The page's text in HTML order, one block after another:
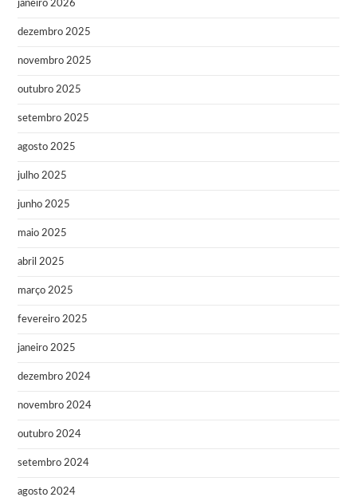
janeiro 2026
dezembro 2025
novembro 2025
outubro 2025
setembro 2025
agosto 2025
julho 2025
junho 2025
maio 2025
abril 2025
março 2025
fevereiro 2025
janeiro 2025
dezembro 2024
novembro 2024
outubro 2024
setembro 2024
agosto 2024